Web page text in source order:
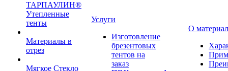
ТАРПАУЛИН®
Утепленные
тенты
Материалы в
отрез
Мягкое Стекло
Услуги
Изготовление
брезентовых
тентов на
заказ
О